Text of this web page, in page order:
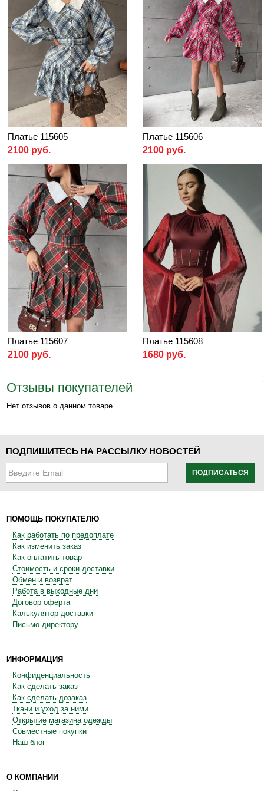
Платье 115605
2100 руб.
Платье 115606
2100 руб.
Платье 115607
2100 руб.
Платье 115608
1680 руб.
Отзывы покупателей
Нет отзывов о данном товаре.
ПОДПИШИТЕСЬ НА РАССЫЛКУ НОВОСТЕЙ
ПОДПИСАТЬСЯ
ПОМОЩЬ ПОКУПАТЕЛЮ
Как работать по предоплате
Как изменить заказ
Как оплатить товар
Стоимость и сроки доставки
Обмен и возврат
Работа в выходные дни
Договор оферта
Калькулятор доставки
Письмо директору
ИНФОРМАЦИЯ
Конфиденциальность
Как сделать заказ
Как сделать дозаказ
Ткани и уход за ними
Открытие магазина одежды
Совместные покупки
Наш блог
О КОМПАНИИ